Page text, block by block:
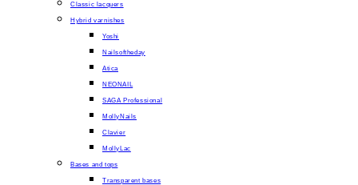
Classic lacquers
Hybrid varnishes
Yoshi
Nailsoftheday
Atica
NEONAIL
SAGA Professional
MollyNails
Clavier
MollyLac
Bases and tops
Transparent bases